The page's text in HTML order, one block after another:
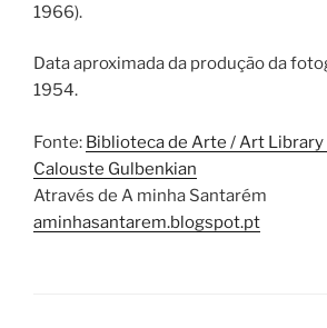
1966).
Data aproximada da produção da
1954.
Fonte: Biblioteca de Arte / Art Library
Calouste Gulbenkian
Através de A minha Santarém
aminhasantarem.blogspot.pt